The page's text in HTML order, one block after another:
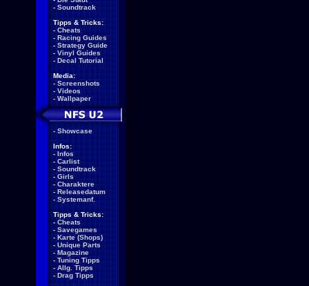
- Soundtrack
Tipps & Tricks:
- Cheats
- Racing Guides
- Strategy Guide
- Vinyl Guides
- Decal Tutorial
Media:
- Screenshots
- Videos
- Wallpaper
- Showcase
Infos:
- Infos
- Carlist
- Soundtrack
- Girls
- Charaktere
- Releasedatum
- Systemanf.
Tipps & Tricks:
- Cheats
- Savegames
- Karte (Shops)
- Unique Parts
- Magazine
- Tuning Tipps
- Allg. Tipps
- Drag Tipps